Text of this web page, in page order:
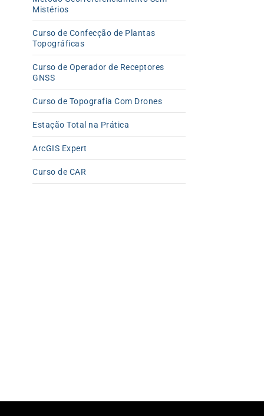
Mistérios
Curso de Confecção de Plantas
Topográficas
Curso de Operador de Receptores
GNSS
Curso de Topografia Com Drones
Estação Total na Prática
ArcGIS Expert
Curso de CAR